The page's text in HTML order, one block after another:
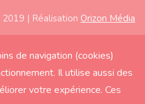
| Réalisation Orizon Média
de navigation (cookies)
Il utilise aussi des
votre expérience. Ces